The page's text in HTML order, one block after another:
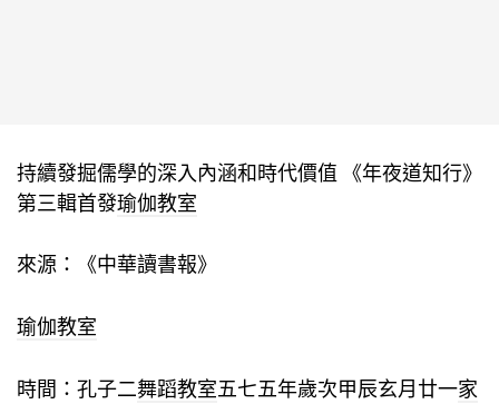
持續發掘儒學的深入內涵和時代價值 《年夜道知行》
第三輯首發瑜伽教室
來源：《中華讀書報》
瑜伽教室
時間：孔子二舞蹈教室五七五年歲次甲辰玄月廿一家